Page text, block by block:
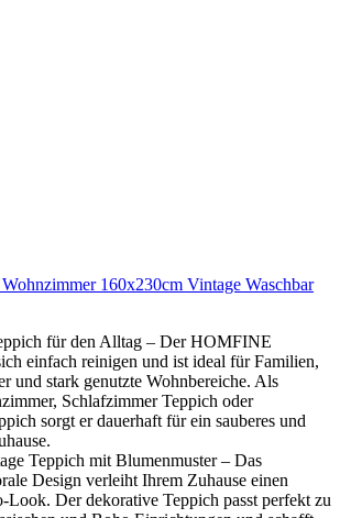
160x230cm Vintage Waschbar
für den Alltag – Der HOMFINE
einfach reinigen und ist ideal für Familien,
und stark genutzte Wohnbereiche. Als
Schlafzimmer Teppich oder
sorgt er dauerhaft für ein sauberes und
Teppich mit Blumenmuster – Das
Design verleiht Ihrem Zuhause einen
Look. Der dekorative Teppich passt perfekt zu